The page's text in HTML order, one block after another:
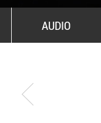
AUDIO